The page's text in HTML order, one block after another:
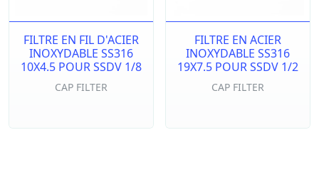
FILTRE EN FIL D'ACIER
INOXYDABLE SS316
10X4.5 POUR SSDV 1/8
CAP FILTER
FILTRE EN ACIER
INOXYDABLE SS316
19X7.5 POUR SSDV 1/2
CAP FILTER